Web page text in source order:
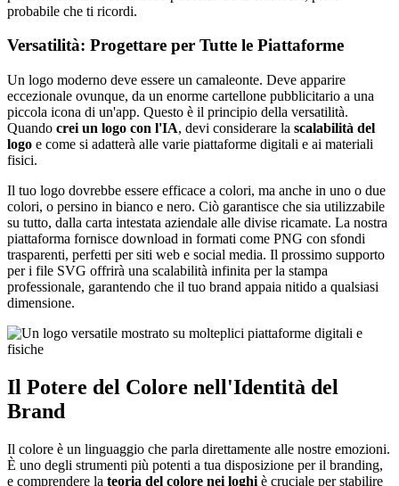
probabile che ti ricordi.
Versatilità: Progettare per Tutte le Piattaforme
Un logo moderno deve essere un camaleonte. Deve apparire
eccezionale ovunque, da un enorme cartellone pubblicitario a una
piccola icona di un'app. Questo è il principio della versatilità.
Quando crei un logo con l'IA, devi considerare la scalabilità del
logo e come si adatterà alle varie piattaforme digitali e ai materiali
fisici.
Il tuo logo dovrebbe essere efficace a colori, ma anche in uno o due
colori, o persino in bianco e nero. Ciò garantisce che sia utilizzabile
su tutto, dalla carta intestata aziendale alle divise ricamate. La nostra
piattaforma fornisce download in formati come PNG con sfondi
trasparenti, perfetti per siti web e social media. Il prossimo supporto
per i file SVG offrirà una scalabilità infinita per la stampa
professionale, garantendo che il tuo brand appaia nitido a qualsiasi
dimensione.
Il Potere del Colore nell'Identità del
Brand
Il colore è un linguaggio che parla direttamente alle nostre emozioni.
È uno degli strumenti più potenti a tua disposizione per il branding,
e comprendere la teoria del colore nei loghi è cruciale per stabilire